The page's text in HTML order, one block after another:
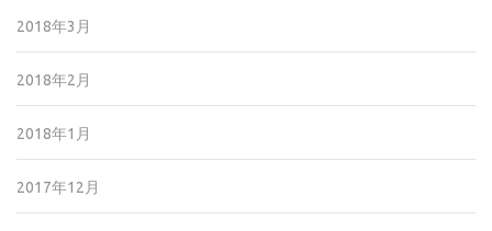
2018年3月
2018年2月
2018年1月
2017年12月